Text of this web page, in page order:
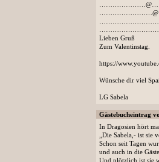
Lieben Gruß
Zum Valentinstag.
https://
Wünsche dir viel
LG Sabela
Gästebucheintrag
In Dragosien hört
„Die Sabela,- ist sie
Schon seit Tagen
und auch in die
Und plötzlich ist sie